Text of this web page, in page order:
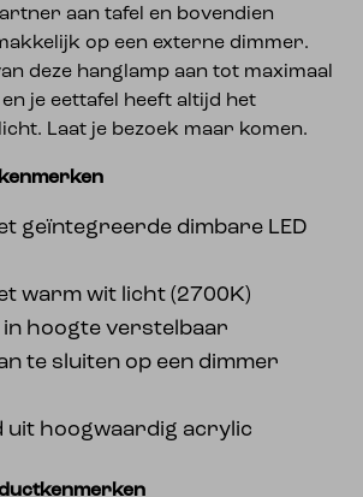
aan tafel en bovendien
op een externe dimmer.
deze hanglamp aan tot maximaal
je eettafel heeft altijd het
Laat je bezoek maar komen.
geïntegreerde dimbare LED
warm wit licht (2700K)
in hoogte verstelbaar
te sluiten op een dimmer
uit hoogwaardig acrylic